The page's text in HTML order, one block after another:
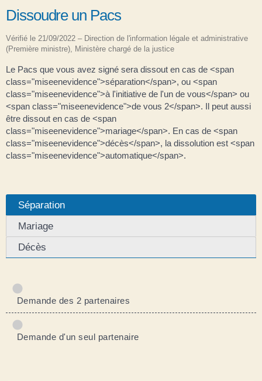
Dissoudre un Pacs
Vérifié le 21/09/2022 – Direction de l'information légale et administrative
(Première ministre), Ministère chargé de la justice
Le Pacs que vous avez signé sera dissout en cas de <span
class="miseenevidence">séparation</span>, ou <span
class="miseenevidence">à l'initiative de l'un de vous</span> ou
<span class="miseenevidence">de vous 2</span>. Il peut aussi
être dissout en cas de <span
class="miseenevidence">mariage</span>. En cas de <span
class="miseenevidence">décès</span>, la dissolution est <span
class="miseenevidence">automatique</span>.
Séparation
Mariage
Décès
Demande des 2 partenaires
Demande d'un seul partenaire